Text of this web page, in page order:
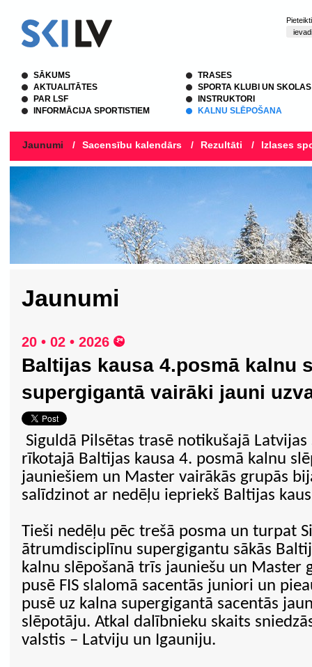
SĀKUMS
AKTUALITĀTES
PAR LSF
INFORMĀCIJA SPORTISTIEM
TRASES
SPORTA KLUBI UN SKOLAS
INSTRUKTORI
KALNU SLĒPOŠANA
Jaunumi / Sacensību kalendārs / Rezultāti / Izlases
Jaunumi
20 • 02 • 2026
Baltijas kausa 4.posmā kalnu
supergigantā vairāki jauni
Siguldā Pilsētas trasē notikušajā
rīkotajā Baltijas kausa 4. posmā kalnu
jauniešiem un Master vairākās grupās
salīdzinot ar nedēļu iepriekš Baltijas
Tieši nedēļu pēc trešā posma un turpat
ātrumdisciplīnu supergigantu sākās
kalnu slēpošanā trīs jauniešu un Master
pusē FIS slalomā sacentās juniori un
pusē uz kalna supergigantā sacentās
slēpotāju. Atkal dalībnieku skaits
valstis – Latviju un Igauniju.